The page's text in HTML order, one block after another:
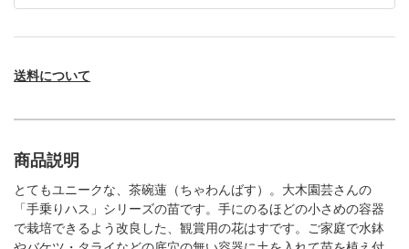
送料について
商品説明
とてもユニークな、茶碗蓮（ちゃわんばす）。大木園芸さんの
「手乗りハス」シリーズの苗です。手にのるほどの小さめの容器
で栽培できるよう改良した、観賞用の花はすです。ご家庭で水鉢